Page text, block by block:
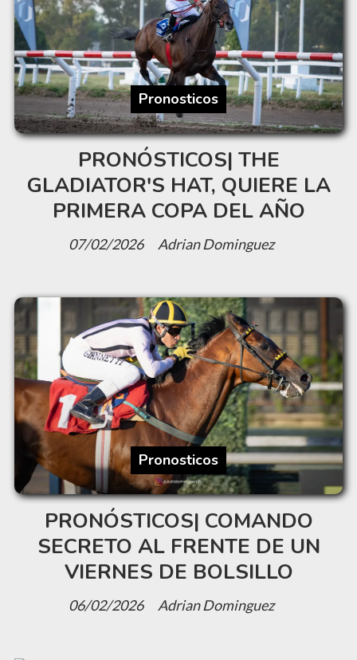
PRONÓSTICOS| THE
GLADIATOR'S HAT, QUIERE LA
PRIMERA COPA DEL AÑO
Adrian Dominguez
Pronosticos
07/02/2026
PRONÓSTICOS| COMANDO
SECRETO AL FRENTE DE UN
VIERNES DE BOLSILLO
Adrian Dominguez
Pronosticos
06/02/2026